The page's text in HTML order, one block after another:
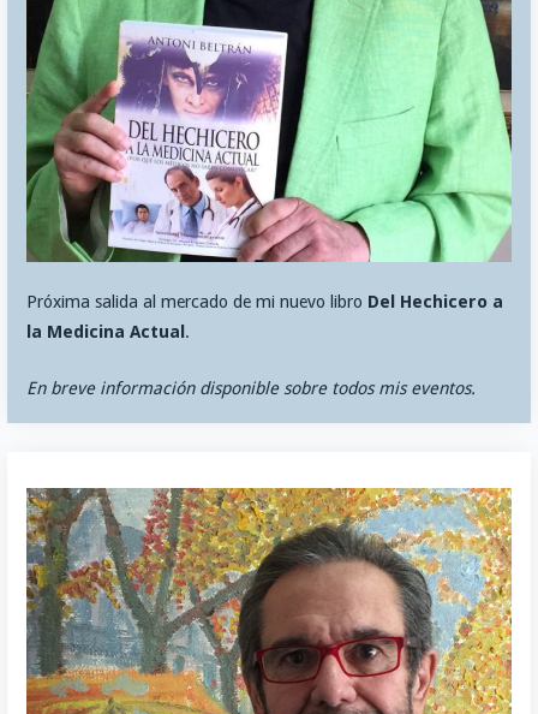
Próxima salida al mercado de mi nuevo libro Del Hechicero a
la Medicina Actual .
En breve información disponible sobre todos mis eventos.